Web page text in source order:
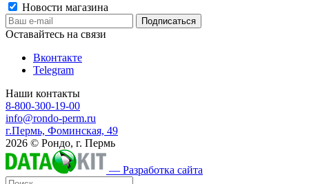
Новости магазина
Оставайтесь на связи
Вконтакте
Telegram
Наши контакты
8-800-300-19-00
info@rondo-perm.ru
г.Пермь, Фоминская, 49
2026 © Рондо, г. Пермь
— Разработка сайта